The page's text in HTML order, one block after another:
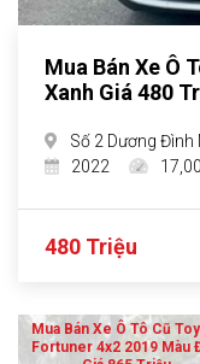
Mua Bán Xe Ô
Xanh Giá 480
Số 2 Dương Đình
2022
480 Triệu
Mua Bán Xe Ô Tô Cũ
Fortuner 4x2 2019 Màu